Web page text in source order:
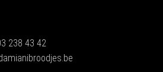
238 43 42